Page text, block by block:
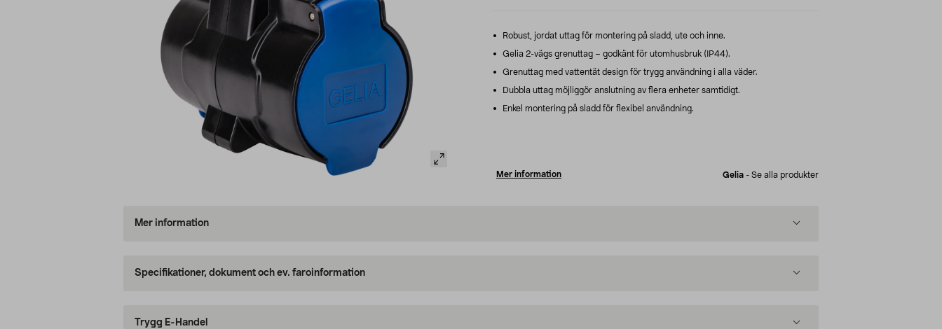
Robust, jordat uttag för montering på sladd, ute och inne.
Gelia 2-vägs grenuttag – godkänt för utomhusbruk (IP44).
Grenuttag med vattentät design för trygg användning i alla väder.
Dubbla uttag möjliggör anslutning av flera enheter samtidigt.
Enkel montering på sladd för flexibel användning.
Mer information Gelia - Se alla produkter
Mer information
Specifikationer, dokument och ev. faroinformation
Trygg E-Handel